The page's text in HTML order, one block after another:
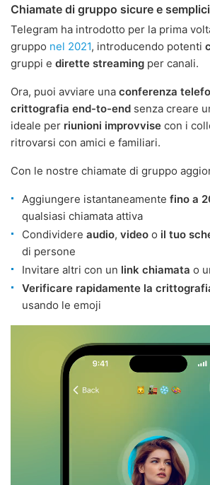
Chiamate di gruppo sicure e semplici
Telegram ha introdotto per la prima
gruppo nel 2021, introducendo potenti
gruppi e dirette streaming per canali.
Ora, puoi avviare una conferenza
crittografia end-to-end senza creare
ideale per riunioni improvvise con i
ritrovarsi con amici e familiari.
Con le nostre chiamate di gruppo
Aggiungere istantaneamente fino a
qualsiasi chiamata attiva
Condividere audio, video o il tuo
di persone
Invitare altri con un link chiamata o
Verificare rapidamente la
usando le emoji